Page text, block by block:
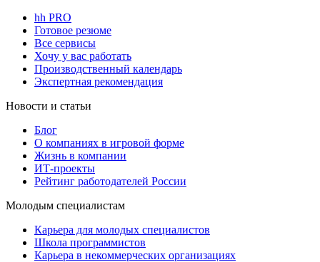
hh PRO
Готовое резюме
Все сервисы
Хочу у вас работать
Производственный календарь
Экспертная рекомендация
Новости и статьи
Блог
О компаниях в игровой форме
Жизнь в компании
ИТ-проекты
Рейтинг работодателей России
Молодым специалистам
Карьера для молодых специалистов
Школа программистов
Карьера в некоммерческих организациях